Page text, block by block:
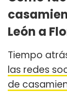
León a
Tiempo
las redes
de